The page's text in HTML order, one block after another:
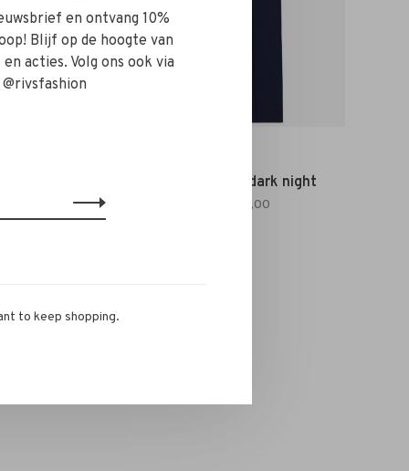
Closed Sasia Pants dark night
€161,00
en ontvang 10%
Blijf op de hoogte van
acties. Volg ons ook via
to keep shopping.